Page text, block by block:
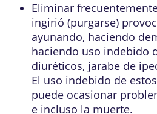
Eliminar
ingirió (purgarse)
ayunando, haciendo
haciendo uso indebido
diuréticos, jarabe de
El uso indebido de
puede ocasionar
e incluso la muerte.